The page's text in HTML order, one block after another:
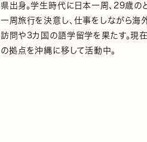
県出身。学生時代に日本一周、29歳の
一周旅行を決意し、仕事をしながら海
訪問や3カ国の語学留学を果たす。現
の拠点を沖縄に移して活動中。